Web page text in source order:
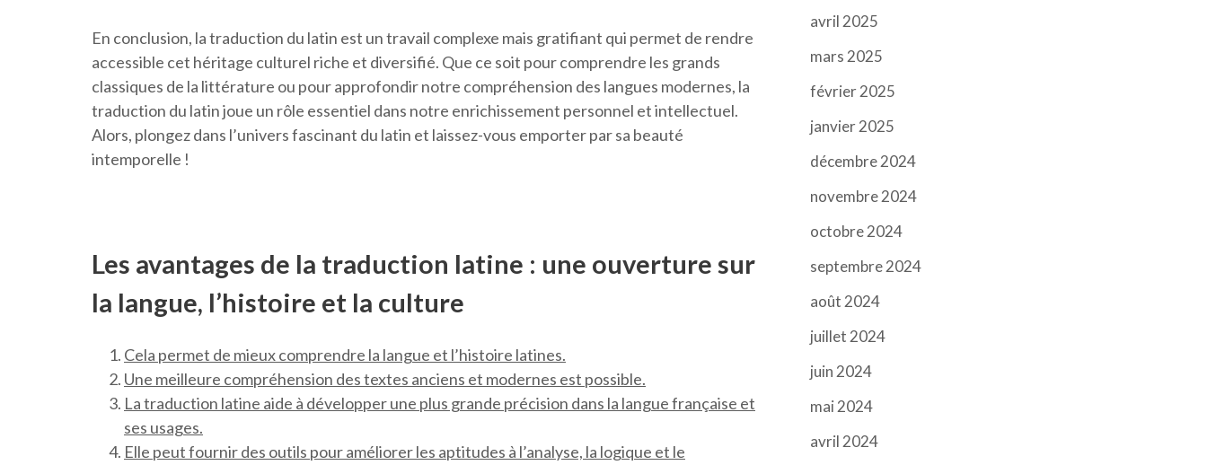
En conclusion, la traduction du latin est un travail complexe mais gratifiant qui permet de rendre
accessible cet héritage culturel riche et diversifié. Que ce soit pour comprendre les grands
classiques de la littérature ou pour approfondir notre compréhension des langues modernes, la
traduction du latin joue un rôle essentiel dans notre enrichissement personnel et intellectuel.
Alors, plongez dans l’univers fascinant du latin et laissez-vous emporter par sa beauté
intemporelle !
Les avantages de la traduction latine : une ouverture sur
la langue, l’histoire et la culture
Cela permet de mieux comprendre la langue et l’histoire latines.
Une meilleure compréhension des textes anciens et modernes est possible.
La traduction latine aide à développer une plus grande précision dans la langue française et
ses usages.
Elle peut fournir des outils pour améliorer les aptitudes à l’analyse, la logique et le
avril 2025
mars 2025
février 2025
janvier 2025
décembre 2024
novembre 2024
octobre 2024
septembre 2024
août 2024
juillet 2024
juin 2024
mai 2024
avril 2024